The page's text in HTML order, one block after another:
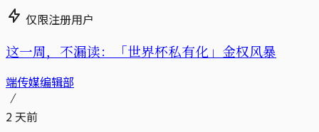
仅限注册用户
这一周，不漏读：「世界杯私有化」金权风暴
端传媒编辑部
2 天前